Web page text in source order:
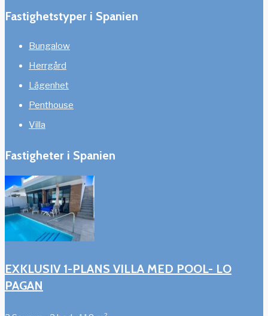
Fastighetstyper i Spanien
Bungalow
Herrgård
Lägenhet
Penthouse
Villa
Fastigheter i Spanien
EXKLUSIV 1-PLANS VILLA MED POOL- LO
PAGAN